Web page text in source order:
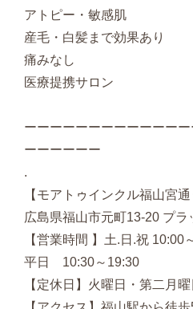
アトピー・敏感肌
産毛・白髪まで効果あり
痛みなし
医療提携サロン
ーーーーーーーーーーーー
ーーーーーー
.
【モアトゥインクル福山宮通
広島県福山市元町13-20 プラ
【営業時間 】土.日.祝 10:00
平日 10:30～19:30
【定休日】火曜日・第二月曜